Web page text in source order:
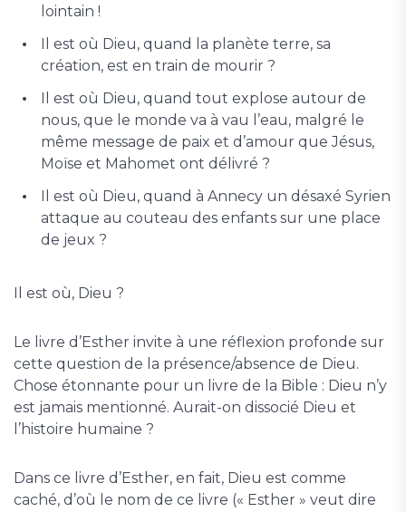
lointain !
Il est où Dieu, quand la planète terre, sa
création, est en train de mourir ?
Il est où Dieu, quand tout explose autour de
nous, que le monde va à vau l’eau, malgré le
même message de paix et d’amour que Jésus,
Moïse et Mahomet ont délivré ?
Il est où Dieu, quand à Annecy un désaxé Syrien
attaque au couteau des enfants sur une place
de jeux ?
Il est où, Dieu ?
Le livre d’Esther invite à une réflexion profonde sur
cette question de la présence/absence de Dieu.
Chose étonnante pour un livre de la Bible : Dieu n’y
est jamais mentionné. Aurait-on dissocié Dieu et
l’histoire humaine ?
Dans ce livre d’Esther, en fait, Dieu est comme
caché, d’où le nom de ce livre (« Esther » veut dire